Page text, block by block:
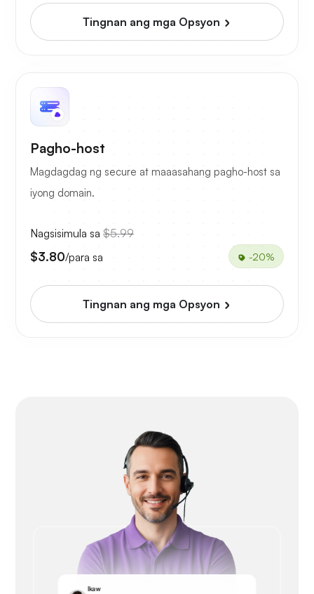
Tingnan ang mga Opsyon
Pagho-host
Magdagdag ng secure at maaasahang pagho-host sa
iyong domain.
Nagsisimula sa $5.99
$3.80/para sa -20%
Tingnan ang mga Opsyon
Ikaw